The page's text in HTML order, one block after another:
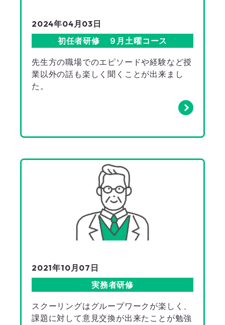
2024年04月03日
初任者研修 ９月土曜コース
先生方の職場でのエピソードや経験など授
業以外の話も楽しく聞くことが出来まし
た。
2021年10月07日
実務者研修
スクーリングはグループワークが楽しく、
課題に対して意見交換が出来たことが勉強